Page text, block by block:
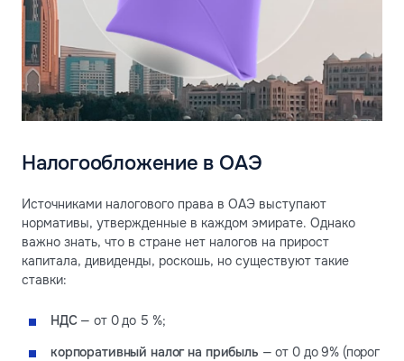
Налогообложение в ОАЭ
Источниками налогового права в ОАЭ выступают
нормативы, утвержденные в каждом эмирате. Однако
важно знать, что в стране нет налогов на прирост
капитала, дивиденды, роскошь, но существуют такие
ставки:
НДС — от 0 до 5 %;
корпоративный налог на прибыль — от 0 до 9% (порог